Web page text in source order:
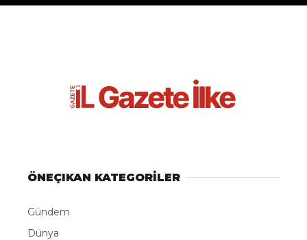
ÖNEÇIKAN KATEGORİLER
Gündem
Dünya